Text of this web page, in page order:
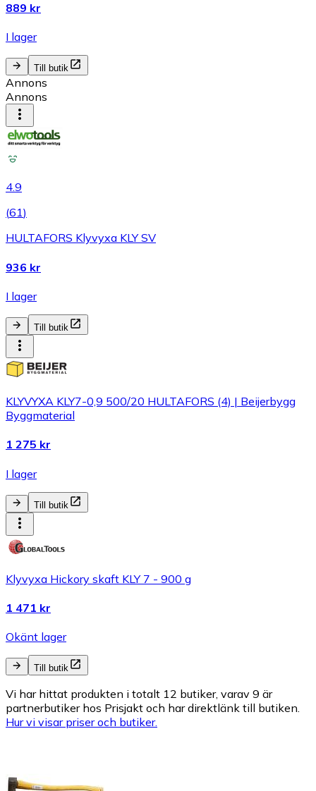
889 kr
I lager
Till butik
Annons
Annons
4.9
(61)
HULTAFORS Klyvyxa KLY SV
936 kr
I lager
Till butik
KLYVYXA KLY7-0,9 500/20 HULTAFORS (4) | Beijerbygg
Byggmaterial
1 275 kr
I lager
Till butik
Klyvyxa Hickory skaft KLY 7 - 900 g
1 471 kr
Okänt lager
Till butik
Vi har hittat produkten i totalt 12 butiker, varav 9 är
partnerbutiker hos Prisjakt och har direktlänk till butiken.
Hur vi visar priser och butiker.